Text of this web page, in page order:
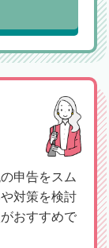
申告をスム
対策を検討
おすすめで